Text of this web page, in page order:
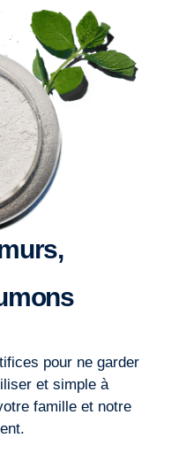
pour ne garder
et simple à
famille et notre